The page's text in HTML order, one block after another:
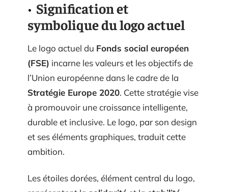
Signification et
symbolique du logo actuel
Le logo actuel du Fonds social européen
(FSE) incarne les valeurs et les objectifs de
l’Union européenne dans le cadre de la
Stratégie Europe 2020. Cette stratégie vise
à promouvoir une croissance intelligente,
durable et inclusive. Le logo, par son design
et ses éléments graphiques, traduit cette
ambition.
Les étoiles dorées, élément central du logo,